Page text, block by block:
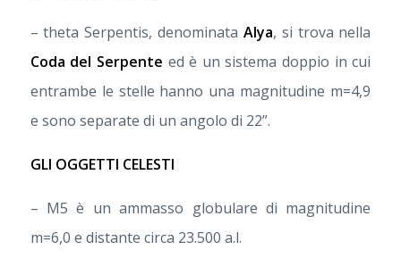
– theta Serpentis, denominata Alya, si trova nella
Coda del Serpente ed è un sistema doppio in cui
entrambe le stelle hanno una magnitudine m=4,9
e sono separate di un angolo di 22”.
GLI OGGETTI CELESTI
– M5 è un ammasso globulare di magnitudine
m=6,0 e distante circa 23.500 a.l.